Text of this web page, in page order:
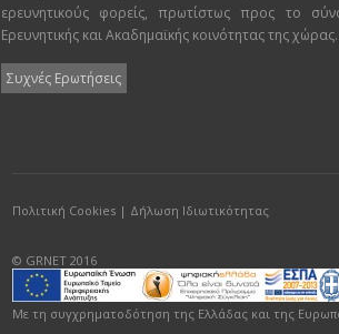
ερευνητικούς φορείς, πρωτίστως προς το
Ερευνητικής και Ακαδημαϊκής κοινότητας της χώρας.
Συχνές Ερωτήσεις
Πολιτική Cookies | Δήλωση Ιδιωτικότητας
© GRNET 2016
Με τη συγχρηματοδότηση της Ελλάδας και της